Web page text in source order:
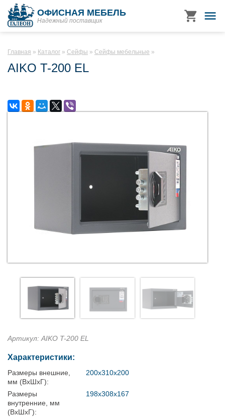
ОФИСНАЯ МЕБЕЛЬ
Надежный поставщик
Главная Каталог Сейфы Сейфы мебельные
AIKO T-200 EL
Артикул: AIKO T-200 EL
Характеристики:
Размеры внешние,
мм (ВхШхГ):
200x310x200
Размеры
внутренние, мм
(ВхШхГ):
198x308x167